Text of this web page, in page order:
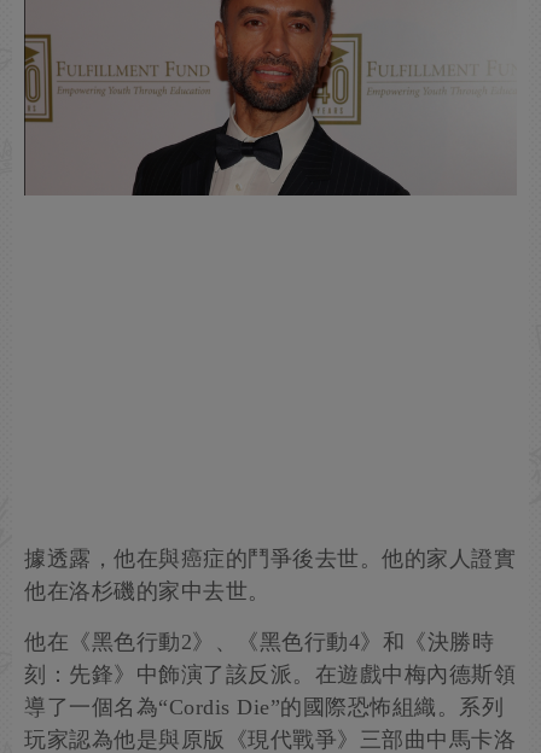
據透露，他在與癌症的鬥爭後去世。他的家人證實
他在洛杉磯的家中去世。
他在《黑色行動2》、《黑色行動4》和《決勝時
刻：先鋒》中飾演了該反派。在遊戲中梅內德斯領
導了一個名為“Cordis Die”的國際恐怖組織。系列
玩家認為他是與原版《現代戰爭》三部曲中馬卡洛